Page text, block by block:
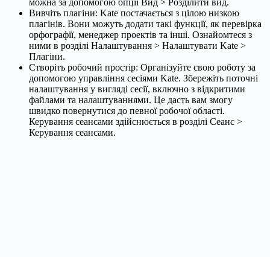
Вивчіть плагіни: Kate постачається з цілою низкою
плагінів. Вони можуть додати такі функції, як перевірка
орфографії, менеджер проектів та інші. Ознайомтеся з
ними в розділі Налаштування > Налаштувати Kate >
Плагіни.
Створіть робочий простір: Організуйте свою роботу за
допомогою управління сесіями Kate. Збережіть поточні
налаштування у вигляді сесії, включно з відкритими
файлами та налаштуваннями. Це дасть вам змогу
швидко повернутися до певної робочої області.
Керування сеансами здійснюється в розділі Сеанс >
Керування сеансами.